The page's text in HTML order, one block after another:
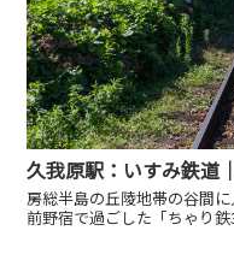
久我原駅：いすみ鉄道
房総半島の丘陵地帯の谷間
前野宿で過ごした「ちゃり